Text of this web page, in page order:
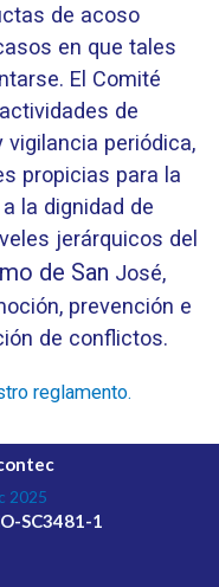
de acoso
en que tales
El Comité
de
periódica,
propicias para la
la dignidad de
jerárquicos del
de San José,
prevención e
de conflictos.
reglamento.
SC3481-1